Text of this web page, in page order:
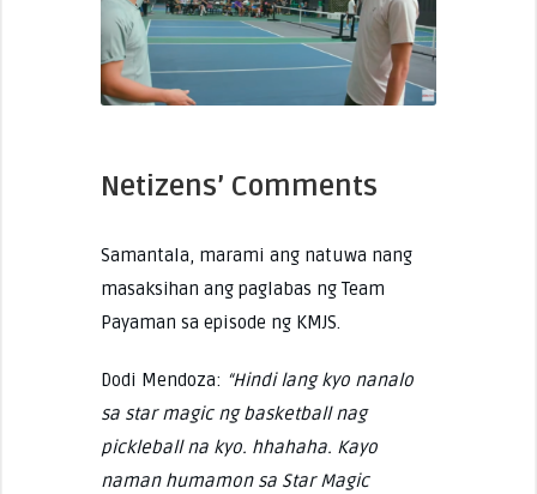
Netizens’ Comments
Samantala, marami ang natuwa nang
masaksihan ang paglabas ng Team
Payaman sa episode ng KMJS.
Dodi Mendoza: “Hindi lang kyo nanalo
sa star magic ng basketball nag
pickleball na kyo. hhahaha. Kayo
naman humamon sa Star Magic